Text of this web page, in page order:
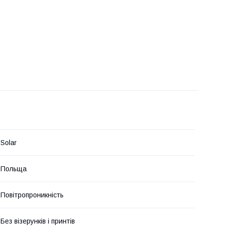
Solar
Польща
Повітропроникність
Без візерунків і принтів